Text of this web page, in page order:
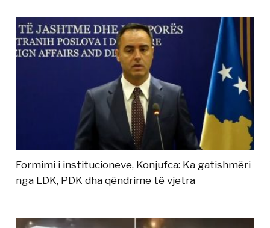
Formimi i institucioneve, Konjufca: Ka gatishmëri
nga LDK, PDK dha qëndrime të vjetra